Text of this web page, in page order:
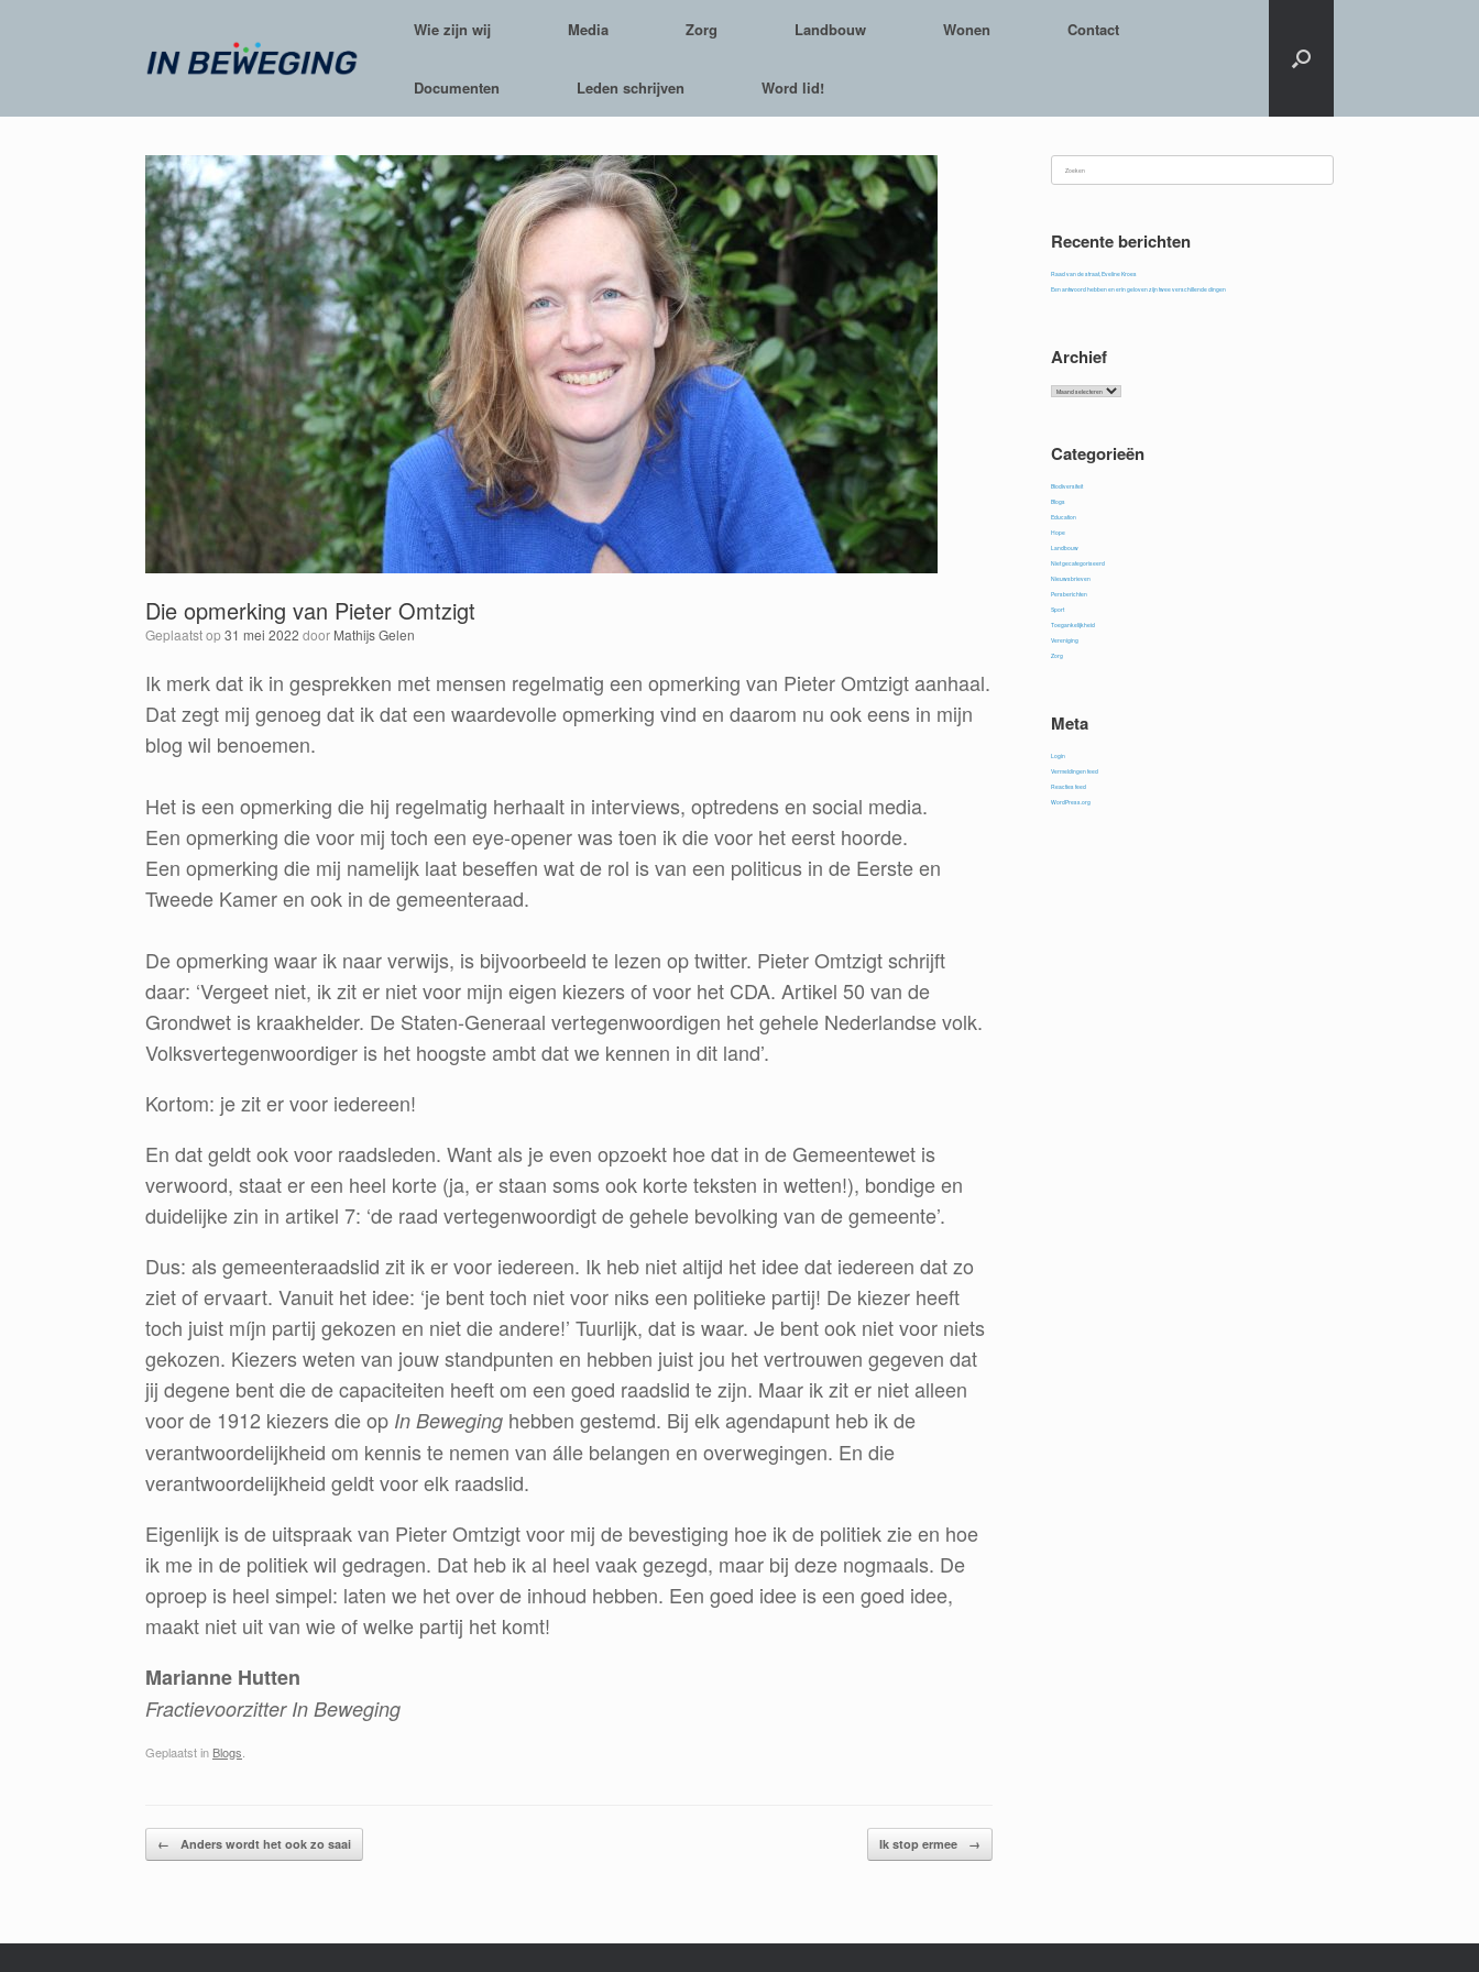
Wie zijn wij Media Zorg Landbouw Wonen Contact
Documenten Leden schrijven Word lid!
Die opmerking van Pieter Omtzigt
Geplaatst op31 mei 2022 door Mathijs Gelen
Ik merk dat ik in gesprekken met mensen regelmatig een opmerking van Pieter Omtzigt aanhaal.
Dat zegt mij genoeg dat ik dat een waardevolle opmerking vind en daarom nu ook eens in mijn
blog wil benoemen.
Het is een opmerking die hij regelmatig herhaalt in interviews, optredens en social media.
Een opmerking die voor mij toch een eye-opener was toen ik die voor het eerst hoorde.
Een opmerking die mij namelijk laat beseffen wat de rol is van een politicus in de Eerste en
Tweede Kamer en ook in de gemeenteraad.
De opmerking waar ik naar verwijs, is bijvoorbeeld te lezen op twitter. Pieter Omtzigt schrijft
daar: ‘Vergeet niet, ik zit er niet voor mijn eigen kiezers of voor het CDA. Artikel 50 van de
Grondwet is kraakhelder. De Staten-Generaal vertegenwoordigen het gehele Nederlandse volk.
Volksvertegenwoordiger is het hoogste ambt dat we kennen in dit land’.
Kortom: je zit er voor iedereen!
En dat geldt ook voor raadsleden. Want als je even opzoekt hoe dat in de Gemeentewet is
verwoord, staat er een heel korte (ja, er staan soms ook korte teksten in wetten!), bondige en
duidelijke zin in artikel 7: ‘de raad vertegenwoordigt de gehele bevolking van de gemeente’.
Dus: als gemeenteraadslid zit ik er voor iedereen. Ik heb niet altijd het idee dat iedereen dat zo
ziet of ervaart. Vanuit het idee: ‘je bent toch niet voor niks een politieke partij! De kiezer heeft
toch juist míjn partij gekozen en niet die andere!’ Tuurlijk, dat is waar. Je bent ook niet voor niets
gekozen. Kiezers weten van jouw standpunten en hebben juist jou het vertrouwen gegeven dat
jij degene bent die de capaciteiten heeft om een goed raadslid te zijn. Maar ik zit er niet alleen
voor de 1912 kiezers die op In Beweging hebben gestemd. Bij elk agendapunt heb ik de
verantwoordelijkheid om kennis te nemen van álle belangen en overwegingen. En die
verantwoordelijkheid geldt voor elk raadslid.
Eigenlijk is de uitspraak van Pieter Omtzigt voor mij de bevestiging hoe ik de politiek zie en hoe
ik me in de politiek wil gedragen. Dat heb ik al heel vaak gezegd, maar bij deze nogmaals. De
oproep is heel simpel: laten we het over de inhoud hebben. Een goed idee is een goed idee,
maakt niet uit van wie of welke partij het komt!
Marianne Hutten
Fractievoorzitter In Beweging
Geplaatst in Blogs
Bericht navigatie
← Anders wordt het ook zo saai Ik stop ermee →
Zoeken
Recente berichten
Raad van de straat, Eveline Kroes
Een antwoord hebben en erin geloven zijn twee verschillende dingen
Archief
Categorieën
Biodiversiteit
Blogs
Education
Hope
Landbouw
Niet gecategoriseerd
Nieuwsbrieven
Persberichten
Sport
Toegankelijkheid
Vereniging
Zorg
Meta
Login
Vermeldingen feed
Reacties feed
WordPress.org